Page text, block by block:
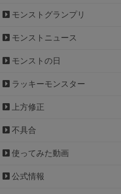
モンストグランプリ
モンストニュース
モンストの日
ラッキーモンスター
上方修正
不具合
使ってみた動画
公式情報